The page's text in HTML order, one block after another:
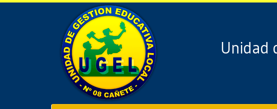
Unidad